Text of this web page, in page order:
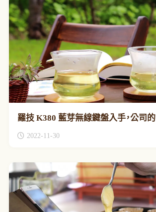
羅技 K380 藍芽無線鍵盤入手，公司的
2022-11-30